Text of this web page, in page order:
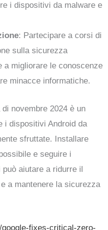
i dispositivi da malware e
: Partecipare a corsi di
sulla sicurezza
a migliorare le conoscenze
minacce informatiche.
novembre 2024 è un
i dispositivi Android da
sfruttate. Installare
e seguire i
aiutare a ridurre il
a mantenere la sicurezza
fixes-critical-zero-